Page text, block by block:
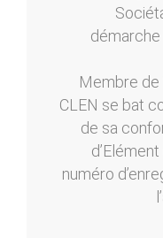
Membre de
CLEN se bat
de sa
numéro